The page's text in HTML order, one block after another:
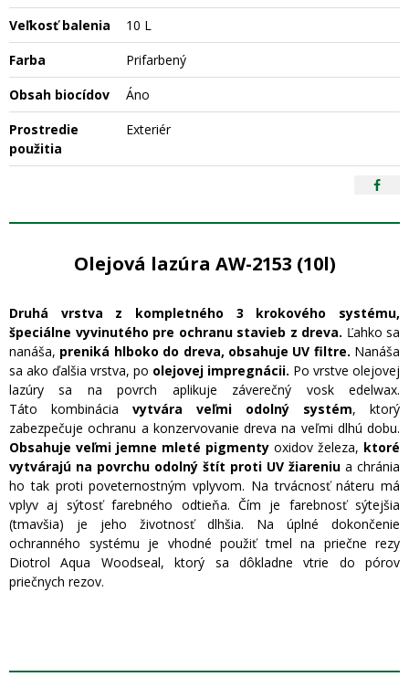
Veľkosť balenia
10 L
Farba
Prifarbený
Obsah biocídov
Áno
Prostredie
použitia
Exteriér
Olejová lazúra AW-2153 (10l)
Druhá vrstva z kompletného 3 krokového systému,
špeciálne vyvinutého pre ochranu stavieb z dreva. Ľahko sa
nanáša, preniká hlboko do dreva, obsahuje UV filtre. Nanáša
sa ako ďalšia vrstva, po olejovej impregnácii. Po vrstve olejovej
lazúry sa na povrch aplikuje záverečný vosk edelwax.
Táto kombinácia vytvára veľmi odolný systém, ktorý
zabezpečuje ochranu a konzervovanie dreva na veľmi dlhú dobu.
Obsahuje veľmi jemne mleté pigmenty oxidov železa, ktoré
vytvárajú na povrchu odolný štít proti UV žiareniu a chránia
ho tak proti poveternostným vplyvom. Na trvácnosť náteru má
vplyv aj sýtosť farebného odtieňa. Čím je farebnosť sýtejšia
(tmavšia) je jeho životnosť dlhšia. Na úplné dokončenie
ochranného systému je vhodné použiť tmel na priečne rezy
Diotrol Aqua Woodseal, ktorý sa dôkladne vtrie do pórov
priečnych rezov.